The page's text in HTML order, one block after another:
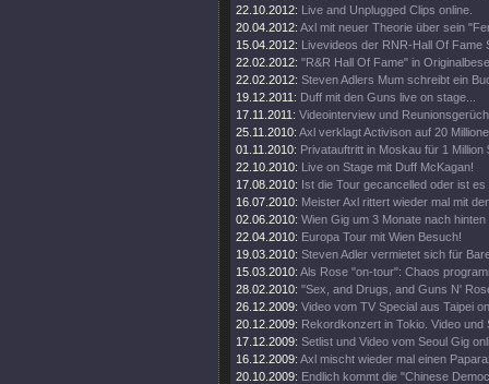
22.10.2012: Live and Unplugged Clips online.
20.04.2012: Axl mit neuer Theorie über sein
15.04.2012: Livevideos der RNR-Hall Of Fame
22.02.2012: "R&R Hall Of Fame" in
22.02.2012: Steven Adlers Mum schreibt ein
19.12.2011: Duff mit den Guns live on stage...
17.11.2011: Videointerview und
25.11.2010: Axl verklagt Activison auf 20
01.11.2010: Privatauftritt in Moskau für 1 Million
22.10.2010: Live on Stage mit Duff McKagan!
17.08.2010: Ist die Tour gecancelled oder ist es
16.07.2010: Meister Axl rittert wieder mal mit
02.06.2010: Wien Gig um 3 Monate nach
22.04.2010: Europa Tour mit Wien Besuch!
19.03.2010: Steven Adler vermietet sich für
15.03.2010: Als Rose "on-tour": Chaos
28.02.2010: "Sex, and Drugs, and Guns N'
26.12.2009: Video vom TV Special aus Taipei
20.12.2009: Rekordkonzert in Tokio. Video und
17.12.2009: Setlist und Video vom Seoul Gig
16.12.2009: Axl mischt wieder mal einen
20.10.2009: Endlich kommt die "Chinese